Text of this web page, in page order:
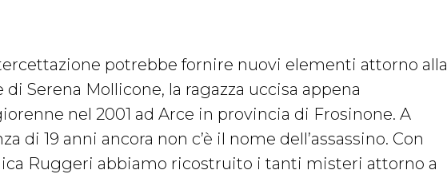
potrebbe fornire nuovi elementi attorno alla
di Serena Mollicone, la ragazza uccisa appena
nel 2001 ad Arce in provincia di Frosinone. A
di 19 anni ancora non c’è il nome dell’assassino. Con
Ruggeri abbiamo ricostruito i tanti misteri attorno a